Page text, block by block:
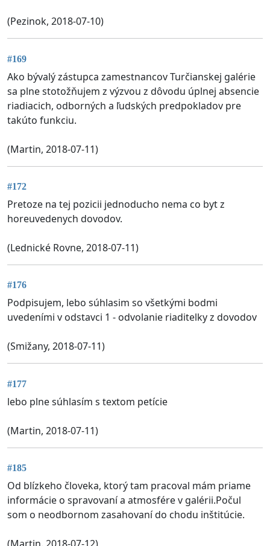
(Pezinok, 2018-07-10)
#169
Ako bývalý zástupca zamestnancov Turčianskej galérie
sa plne stotožňujem z výzvou z dôvodu úplnej absencie
riadiacich, odborných a ľudských predpokladov pre
takúto funkciu.
(Martin, 2018-07-11)
#172
Pretoze na tej pozicii jednoducho nema co byt z
horeuvedenych dovodov.
(Lednické Rovne, 2018-07-11)
#176
Podpisujem, lebo súhlasim so všetkými bodmi
uvedeními v odstavci 1 - odvolanie riaditelky z dovodov
(Smižany, 2018-07-11)
#177
lebo plne súhlasím s textom petície
(Martin, 2018-07-11)
#185
Od blízkeho človeka, ktorý tam pracoval mám priame
informácie o spravovaní a atmosfére v galérii.Počul
som o neodbornom zasahovaní do chodu inštitúcie.